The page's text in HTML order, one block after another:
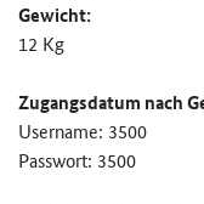
Gewicht:
12 Kg
Zugangsdatum nach
Username: 3500
Passwort: 3500